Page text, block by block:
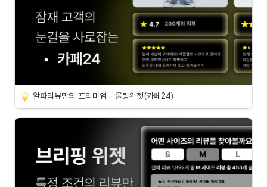
알파리뷰만의 프리미엄 - 롤링위젯(카페24)